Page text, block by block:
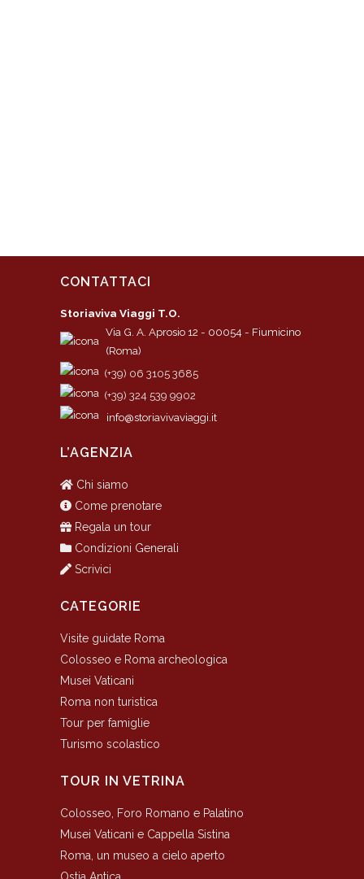
CONTATTACI
Storiaviva Viaggi T.O.
Via G. A. Aprosio 12 - 00054 - Fiumicino
(Roma)
(+39) 06 3105 3685
(+39) 324 539 9902
info@storiavivaviaggi.it
L’AGENZIA
Chi siamo
Come prenotare
Regala un tour
Condizioni Generali
Scrivici
CATEGORIE
Visite guidate Roma
Colosseo e Roma archeologica
Musei Vaticani
Roma non turistica
Tour per famiglie
Turismo scolastico
TOUR IN VETRINA
Colosseo, Foro Romano e Palatino
Musei Vaticani e Cappella Sistina
Roma, un museo a cielo aperto